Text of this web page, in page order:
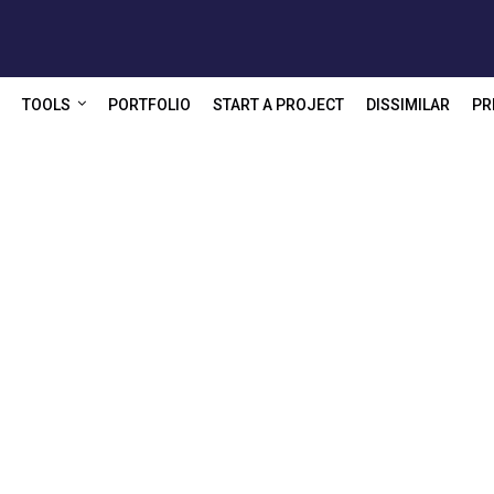
TOOLS PORTFOLIO START A PROJECT DISSIMILAR